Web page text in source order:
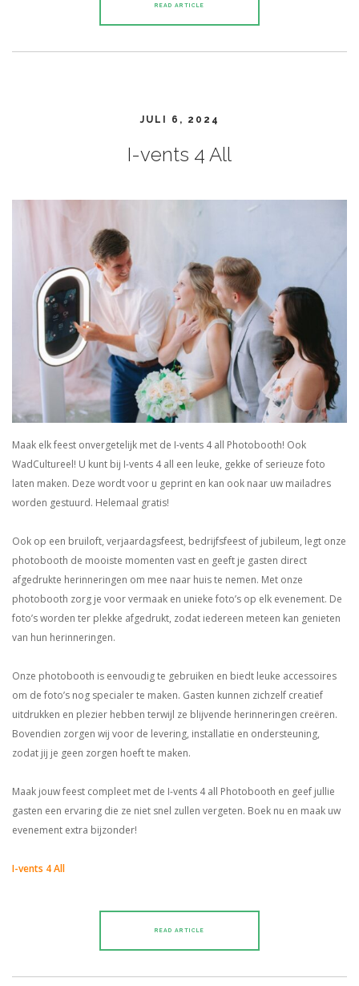
READ ARTICLE
JULI 6, 2024
I-vents 4 All
Maak elk feest onvergetelijk met de I-vents 4 all Photobooth! Ook
WadCultureel! U kunt bij I-vents 4 all een leuke, gekke of serieuze foto
laten maken. Deze wordt voor u geprint en kan ook naar uw mailadres
worden gestuurd. Helemaal gratis!
Ook op een bruiloft, verjaardagsfeest, bedrijfsfeest of jubileum, legt onze
photobooth de mooiste momenten vast en geeft je gasten direct
afgedrukte herinneringen om mee naar huis te nemen. Met onze
photobooth zorg je voor vermaak en unieke foto’s op elk evenement. De
foto’s worden ter plekke afgedrukt, zodat iedereen meteen kan genieten
van hun herinneringen.
Onze photobooth is eenvoudig te gebruiken en biedt leuke accessoires
om de foto’s nog specialer te maken. Gasten kunnen zichzelf creatief
uitdrukken en plezier hebben terwijl ze blijvende herinneringen creëren.
Bovendien zorgen wij voor de levering, installatie en ondersteuning,
zodat jij je geen zorgen hoeft te maken.
Maak jouw feest compleet met de I-vents 4 all Photobooth en geef jullie
gasten een ervaring die ze niet snel zullen vergeten. Boek nu en maak uw
evenement extra bijzonder!
I-vents 4 All
READ ARTICLE